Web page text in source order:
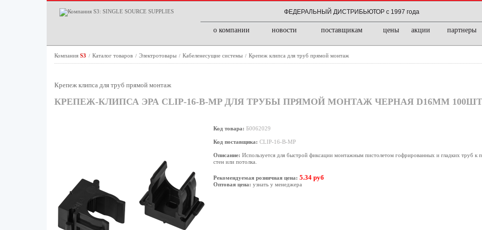
ФЕДЕРАЛЬНЫЙ ДИСТРИБЬЮТОР с 1997 года
о компании новости поставщикам цены акции партнеры
Компания S3 / Каталог товаров / Электротовары / Кабеленесущие системы / Крепеж клипса для труб прямой монтаж
Крепеж клипса для труб прямой монтаж
КРЕПЕЖ-КЛИПСА ЭРА CLIP-16-B-MP ДЛЯ ТРУБЫ ПРЯМОЙ МОНТАЖ ЧЕРНАЯ D16ММ 100ШТ
Код товара: Б0062029
Код поставщика: CLIP-16-B-MP
Описание: Используется для быстрой фиксации монтажным пистолетом гофрированных и гладких труб к
стен или потолка.
Рекомендуемая розничная цена: 5.34 руб
Оптовая цена: узнать у менеджера